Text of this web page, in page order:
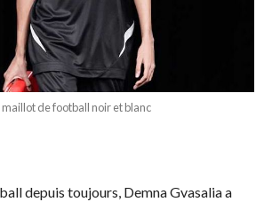
de football noir et blanc
depuis toujours, Demna Gvasalia a